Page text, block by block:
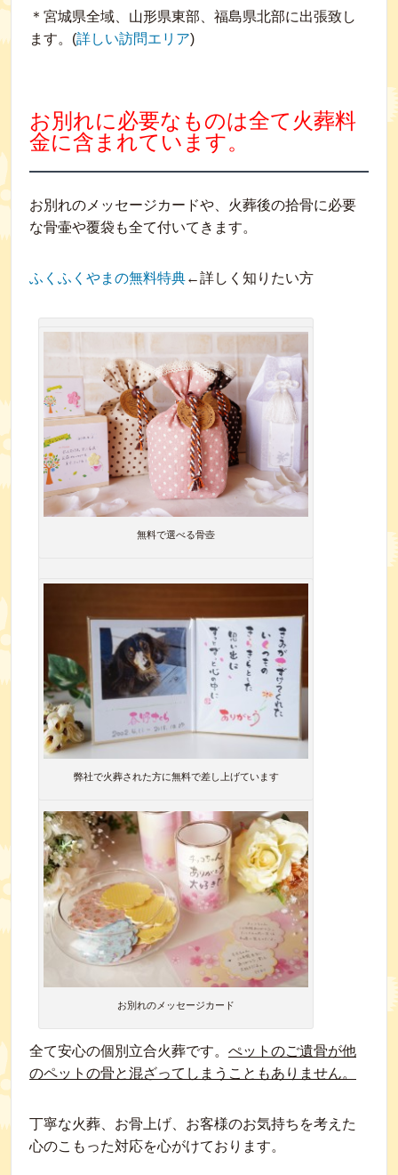
＊宮城県全域、山形県東部、福島県北部に出張致し
ます。(詳しい訪問エリア)
お別れに必要なものは全て火葬料
金に含まれています。
お別れのメッセージカードや、火葬後の拾骨に必要
な骨壷や覆袋も全て付いてきます。
ふくふくやまの無料特典←詳しく知りたい方
無料で選べる骨壺
弊社で火葬された方に無料で差し上げています
お別れのメッセージカード
全て安心の個別立合火葬です。 ぺットのご遺骨が他
のペットの骨と混ざってしまうこともありません。
丁寧な火葬、お骨上げ、お客様のお気持ちを考えた
心のこもった対応を心がけております。